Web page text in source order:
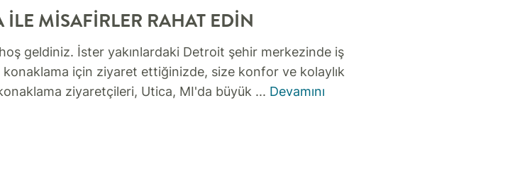
MISAFIRLER RAHAT EDIN
geldiniz. İster yakınlardaki Detroit şehir merkezinde iş
için ziyaret ettiğinizde, size konfor ve kolaylık
ziyaretçileri, Utica, MI'da büyük ... Devamını